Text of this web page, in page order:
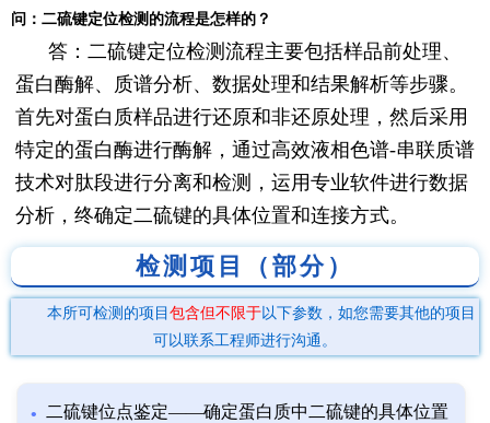
问：二硫键定位检测的流程是怎样的？
答：二硫键定位检测流程主要包括样品前处理、
蛋白酶解、质谱分析、数据处理和结果解析等步骤。
首先对蛋白质样品进行还原和非还原处理，然后采用
特定的蛋白酶进行酶解，通过高效液相色谱-串联质谱
技术对肽段进行分离和检测，运用专业软件进行数据
分析，终确定二硫键的具体位置和连接方式。
检测项目（部分）
本所可检测的项目 包含但不限于以下参数，如您需要其他的项目
可以联系工程师进行沟通。
二硫键位点鉴定——确定蛋白质中二硫键的具体位置